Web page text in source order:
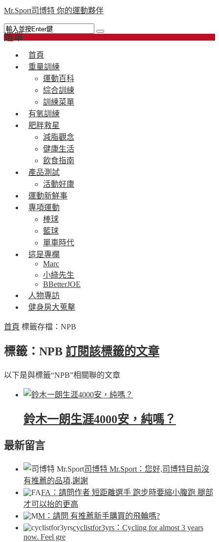
Mr.Sport司博特 你的運動夥伴
選單
首頁
重量訓練
運動百科
綜合訓練
訓練菜單
有氧訓練
肥胖救星
減脂觀念
健康生活
飲食指南
產品測試
活動好康
運動新鮮事
專項運動
棒球
籃球
單車時代
這是專欄
Marc
小綠先生
BBetterJOE
人物專訪
健身房大蒐擊
首頁 標籤存檔：NPB
標籤：NPB 訂閱該標籤的文章
以下是與標籤“NPB”相關聯的文章
鈴木一朗生涯4000安，純嗎？
最新留言
司博特 Mr.Sport ：您好,司博特目前沒
有推薦的品項,謝謝
FA ：請問作者 短距離選手 跑步時要縮小腹跑 腿部
才可以抬的更高
M ：請問 有推薦新手購買的飛輪嗎?
cyclistfor3yrs ：Cycling for almost 3 years
now. Feel gre